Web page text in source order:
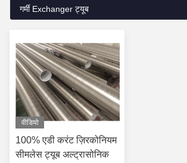
गर्मी Exchanger ट्यूब
वीडियो
100% एडी करंट ज़िरकोनियम
सीमलेस ट्यूब अल्ट्रासोनिक